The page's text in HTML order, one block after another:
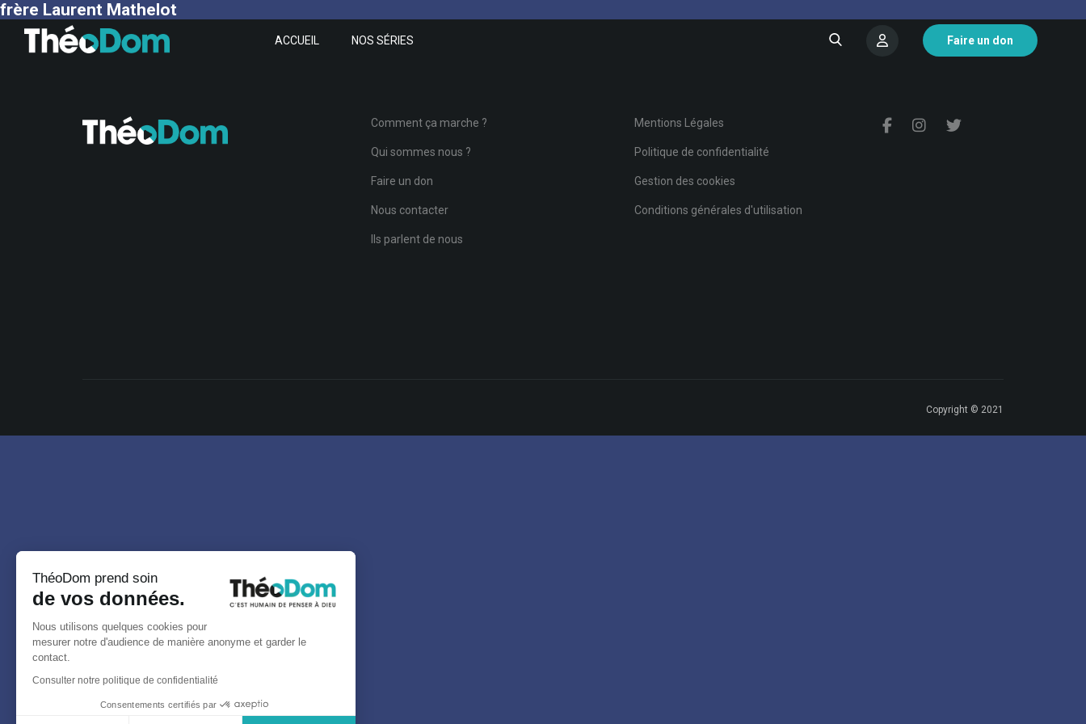
ACCUEIL NOS SÉRIES Faire un don
frère Laurent Mathelot
Comment ça marche ? Mentions Légales
Qui sommes nous ? Politique de confidentialité
Faire un don Gestion des cookies
Nous contacter Conditions générales d'utilisation
Ils parlent de nous
Copyright © 2021
ThéoDom prend soin
de vos données.
Nous utilisons quelques cookies pour
mesurer notre d'audience de manière anonyme et garder le
contact.
Consulter notre politique de confidentialité
Consentements certifiés par